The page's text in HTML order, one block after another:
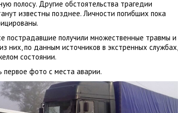
полосу. Другие обстоятельства трагедии
известны позднее. Личности погибших пока
пострадавшие получили множественные травмы и
них, по данным источников в экстренных службах,
состоянии.
первое фото с места аварии.